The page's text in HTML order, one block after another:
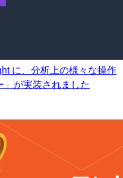
に、分析上の様々な操作
が実装されました